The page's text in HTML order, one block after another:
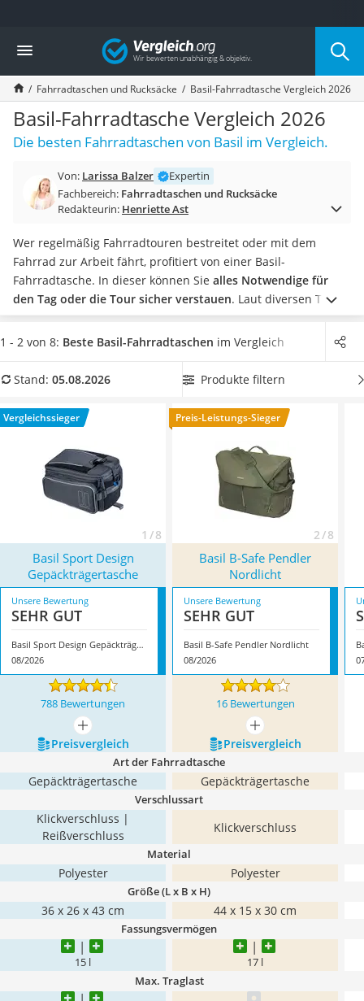
Die beliebtesten Vergleiche nach Kategorie
Freizeit & Sport
Gartentrampolin
Trampolin
Metalldetektor
Eufab-Fahrradträger
Trampolin 366 cm
Aluminium-Koffer
Futterboot
E-Bike-Dreirad
Trekkingschuhe Herren
Reisetasche mit Rollen
Klimmzugstation
Koffer
Nachtsichtgerät
Handgepäck-Koffer
Wanderschuhe Herren
Sicherheitsweste Reiten
Vergleich
Fahrradtaschen und Rucksäcke Basil-Fahrradtasche Vergleich 2026
Basil-Fahrradtasche Vergleich 2026
Die besten Fahrradtaschen von Basil im Vergleich.
Von: Larissa Balzer
Expertin
Fachbereich: Fahrradtaschen und Rucksäcke
Redakteurin: Henriette Ast
Wer regelmäßig Fahrradtouren bestreitet oder mit dem
Fahrrad zur Arbeit fährt, profitiert von einer Basil-
Fahrradtasche. In dieser können Sie alles Notwendige für
den Tag oder die Tour sicher verstauen. Laut diversen Tests
im Internet sind vor allemFahrradtaschenbeliebt, welche
selbst während der Fahrt gut zu erreichen sind. Somit haben
unserer Produkttabelle eine
Basil-Fahrradtasche aus
bei Regen nutzen zu können. Überzeugt hat uns hier im
August 2026 besonders das ModellBasil Sport Design
Gepäckträgertasche
mit seinen Eigenschaften.
1 - 2 von 8: Beste Basil-Fahrradtaschen im Vergleich
Stand: 05.08.2026 Produkte filtern
Vergleichssieger
1 / 8
Preis-Leistungs-Sieger
2 / 8
Basil Sport Design
Gepäckträgertasche
Basil B-Safe Pendler
Nordlicht
Unsere Bewertung
SEHR GUT
Basil Sport Design Gepäckträgertasche
08/2026
Unsere Bewertung
SEHR GUT
Basil B-Safe Pendler Nordlicht
08/2026
788 Bewertungen 16 Bewertungen
mehr anzeigen
mehr anzeigen
Preis­vergleich
Preis­vergleich
Art der Fahrradtasche
Gepäckträgertasche Gepäckträgertasche
Verschlussart
Klickverschluss |
Reißverschluss
Klickverschluss
Material
Polyester Polyester
Größe (L x B x H)
36 x 26 x 43 cm 44 x 15 x 30 cm
Fassungsvermögen
15 l 17 l
Max. Traglast